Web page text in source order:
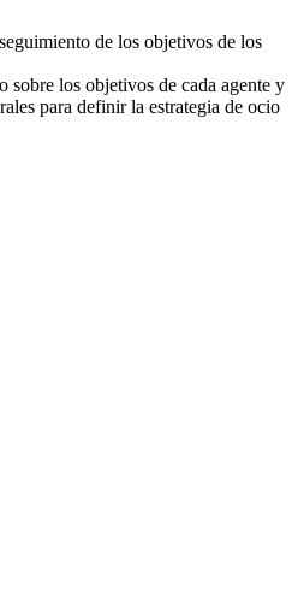
de los objetivos de los
sobre los objetivos de cada agente y
para definir la estrategia de ocio